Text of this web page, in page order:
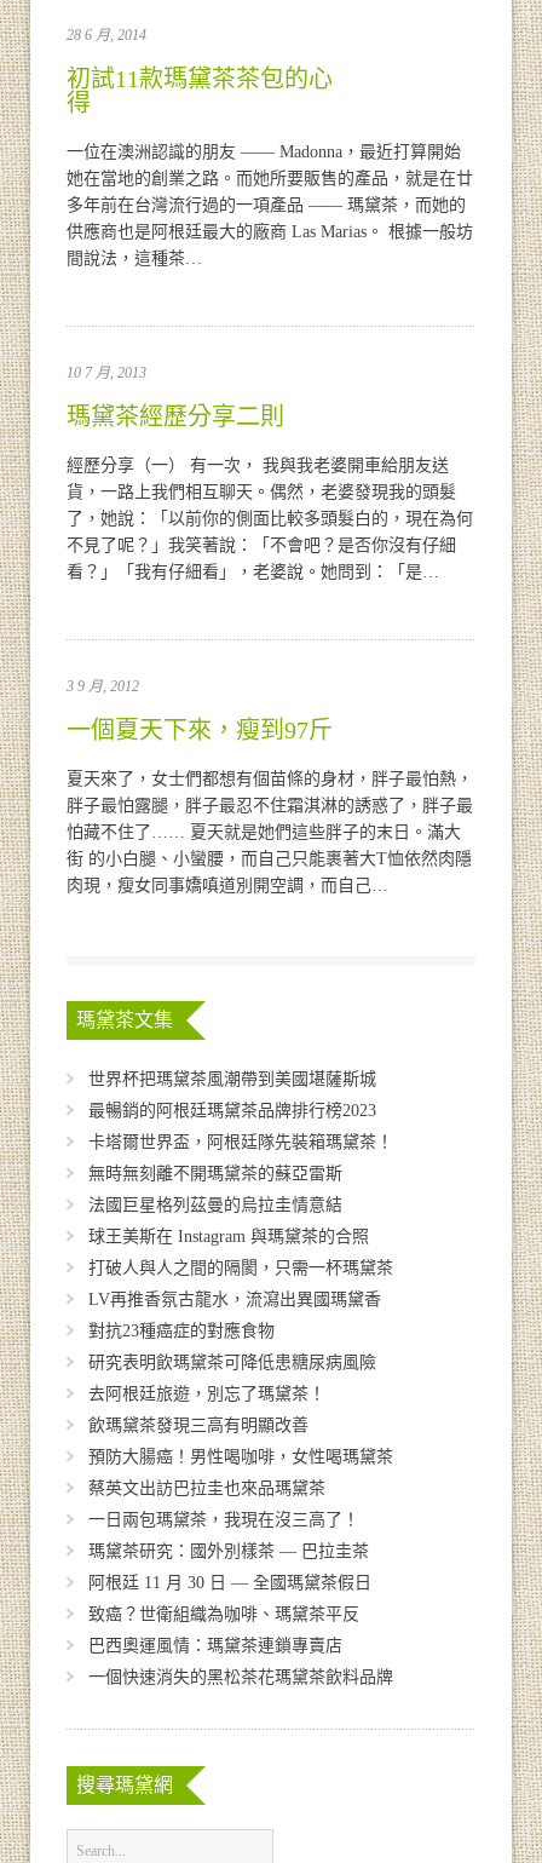
28 6 月, 2014
初試11款瑪黛茶茶包的心
得
一位在澳洲認識的朋友 —— Madonna，最近打算開始
她在當地的創業之路。而她所要販售的產品，就是在廿
多年前在台灣流行過的一項產品 —— 瑪黛茶，而她的
供應商也是阿根廷最大的廠商 Las Marias。 根據一般坊
間說法，這種茶…
10 7 月, 2013
瑪黛茶經歷分享二則
經歷分享（一） 有一次， 我與我老婆開車給朋友送
貨，一路上我們相互聊天。偶然，老婆發現我的頭髮
了，她說：「以前你的側面比較多頭髮白的，現在為何
不見了呢？」我笑著說：「不會吧？是否你沒有仔細
看？」「我有仔細看」，老婆說。她問到：「是…
3 9 月, 2012
一個夏天下來，瘦到97斤
夏天來了，女士們都想有個苗條的身材，胖子最怕熱，
胖子最怕露腿，胖子最忍不住霜淇淋的誘惑了，胖子最
怕藏不住了…… 夏天就是她們這些胖子的末日。滿大
街 的小白腿、小蠻腰，而自己只能裹著大T恤依然肉隱
肉現，瘦女同事嬌嗔道別開空調，而自己…
瑪黛茶文集
世界杯把瑪黛茶風潮帶到美國堪薩斯城
最暢銷的阿根廷瑪黛茶品牌排行榜2023
卡塔爾世界盃，阿根廷隊先裝箱瑪黛茶！
無時無刻離不開瑪黛茶的蘇亞雷斯
法國巨星格列茲曼的烏拉圭情意結
球王美斯在 Instagram 與瑪黛茶的合照
打破人與人之間的隔閡，只需一杯瑪黛茶
LV再推香氛古龍水，流瀉出異國瑪黛香
對抗23種癌症的對應食物
研究表明飲瑪黛茶可降低患糖尿病風險
去阿根廷旅遊，別忘了瑪黛茶！
飲瑪黛茶發現三高有明顯改善
預防大腸癌！男性喝咖啡，女性喝瑪黛茶
蔡英文出訪巴拉圭也來品瑪黛茶
一日兩包瑪黛茶，我現在沒三高了！
瑪黛茶研究：國外別樣茶 — 巴拉圭茶
阿根廷 11 月 30 日 — 全國瑪黛茶假日
致癌？世衛組織為咖啡、瑪黛茶平反
巴西奧運風情：瑪黛茶連鎖專賣店
一個快速消失的黑松茶花瑪黛茶飲料品牌
搜尋瑪黛網